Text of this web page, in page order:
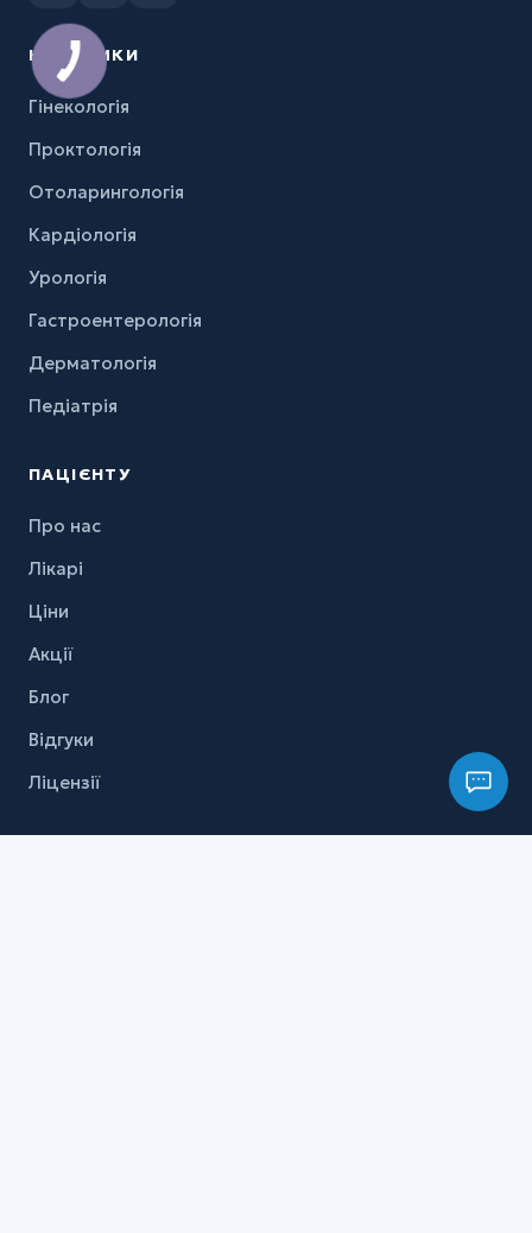
НАПРЯМКИ
Гінекологія
Проктологія
Отоларингологія
Кардіологія
Урологія
Гастроентерологія
Дерматологія
Педіатрія
ПАЦІЄНТУ
Про нас
Лікарі
Ціни
Акції
Блог
Відгуки
Ліцензії